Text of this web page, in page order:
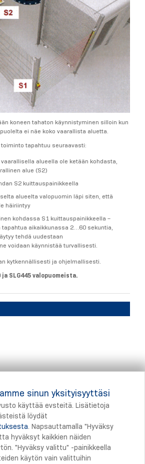
koneen tahaton käynnistyminen silloin kun
ei näe koko vaarallista aluetta.
tapahtuu seuraavasti:
alueella ole ketään kohdasta,
alue (S2)
S2 kuittauspainikkeella
alueelta valopuomin läpi siten, että
häiriintyy
kohdassa S1 kuittauspainikkeella –
aikaikkunassa 2…60 sekuntia,
tehdä uudestaan
voidaan käynnistää turvallisesti.
kytkennällisesti ja ohjelmallisesti.
ja SLG445 valopuomeista.
sinun yksityisyyttäsi
käyttää evsteitä. Lisätietoja
löydät
. Napsauttamalla "Hyväksy
hyväksyt kaikkien näiden
"Hyväksy valittu" -painikkeella
käytön vain valittuihin